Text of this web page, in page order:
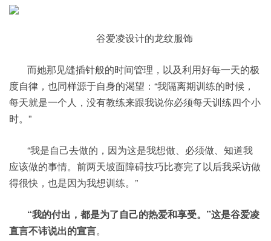
谷爱凌设计的龙纹服饰
而她那见缝插针般的时间管理，以及利用好每一天的极
度自律，也同样源于自身的渴望：“我隔离期训练的时候，
每天就是一个人，没有教练来跟我说你必须每天训练四个小
时。”
“我是自己去做的，因为这是我想做、必须做、知道我
应该做的事情。前两天坡面障碍技巧比赛完了以后我采访做
得很快，也是因为我想训练。”
“我的付出，都是为了自己的热爱和享受。”这是谷爱凌
直言不讳说出的宣言。